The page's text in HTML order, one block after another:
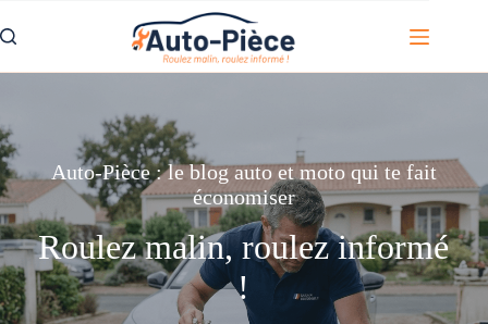
au
contenu
Auto-Pièce : le blog auto et moto qui te fait
économiser
Roulez malin, roulez informé
!